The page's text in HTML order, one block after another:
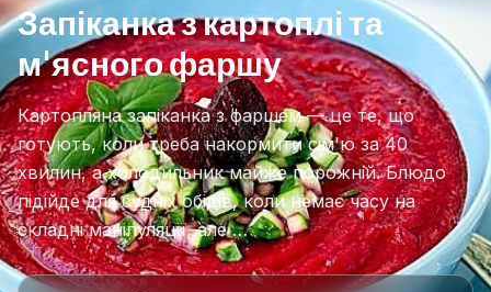
Запіканка з картоплі та
м'ясного фаршу
Картопляна запіканка з фаршем — це те, що
готують, коли треба накормити сім'ю за 40
хвилин, а холодильник майже порожній. Блюдо
підійде для будніх обідів, коли немає часу на
складні маніпуляції, але …